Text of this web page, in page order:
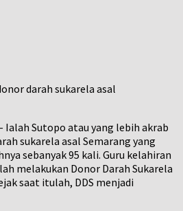
darah sukarela asal
Ialah Sutopo atau yang lebih akrab
sukarela asal Semarang yang
sebanyak 95 kali. Guru kelahiran
melakukan Donor Darah Sukarela
saat itulah, DDS menjadi